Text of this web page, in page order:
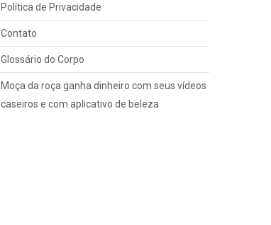
Política de Privacidade
Contato
Glossário do Corpo
Moça da roça ganha dinheiro com seus vídeos
caseiros e com aplicativo de beleza